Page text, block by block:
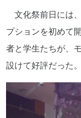
文化祭前日には
プションを初めて
者と学生たちが、
設けて好評だった